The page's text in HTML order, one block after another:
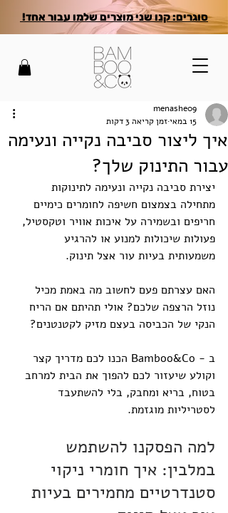
סוגרים: קנו שני מוצרים שלמו עבור אחד!
איך ליצור סביבה נקייה ונעימה
עבור התינוק שלך?
menashe09
15 במאי
זמן קריאה 3 דקות
יצירת סביבה נקייה ונעימה לתינוקות
מתחילה בצמצום חשיפה לחומרים כימיים
חריפים ובשמירה על איכות אוויר וטקסטיל,
פעולות שיכולות למנוע או להרגיע
משמעותית בעיות עור אצל תינוק.
האם עצרתם פעם לחשוב מה באמת מכיל
נוזל הרצפה שלכם? אולי תהיתם אם הריח
הנקי של הכביסה בעצם מזיק לקטנטנים?
ב - Bamboo&Co הכנו לכם מדריך קצר
וקולע שיעזור לכם להפוך את הבית למרחב
בטוח, בריא ומחבק, בלי להשתעבד
לסטריליות מוגזמת.
למה הפסקנו להשתמש
במלבין: איך חומרי ניקוי
סטנדרטיים מחמירים בעיות